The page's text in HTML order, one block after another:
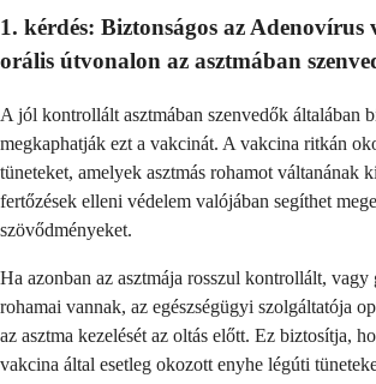
1. kérdés: Biztonságos az Adenovírus
orális útvonalon az asztmában
A jól kontrollált asztmában szenvedők általában
megkaphatják ezt a vakcinát. A vakcina ritkán
tüneteket, amelyek asztmás rohamot váltanának
fertőzések elleni védelem valójában segíthet
szövődményeket.
Ha azonban az asztmája rosszul kontrollált,
rohamai vannak, az egészségügyi szolgáltatója
az asztma kezelését az oltás előtt. Ez biztosítja,
vakcina által esetleg okozott enyhe légúti